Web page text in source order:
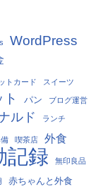
WordPress
トカード スイーツ
パン ブログ運営
ルド ランチ
喫茶店 外食
記録 無印良品
赤ちゃんと外食